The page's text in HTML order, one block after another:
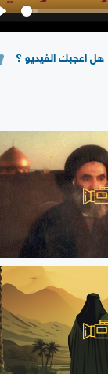
Play
هل اعجبك الفيديو ؟